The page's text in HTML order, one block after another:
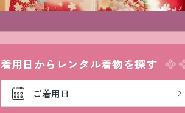
着用日からレンタル着物を探す